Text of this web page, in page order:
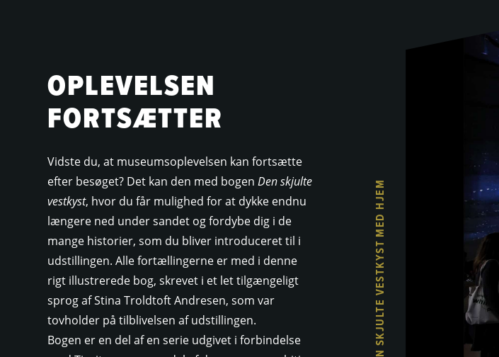
OPLEVELSEN
FORTSÆTTER
Vidste du, at museumsoplevelsen kan fortsætte
efter besøget? Det kan den med bogenDen skjulte
vestkyst, hvor du får mulighed for at dykke endnu
længere ned under sandet og fordybe dig i de
mange historier, som du bliver introduceret til i
udstillingen. Alle fortællingerne er med i denne
rigt illustrerede bog, skrevet i et let tilgængeligt
sprog af Stina Troldtoft Andresen, som var
tovholder på tilblivelsen af udstillingen.
Bogen er en del af en serie udgivet i forbindelse
TAG DEN SKJULTE VESTKYST MED HJEM